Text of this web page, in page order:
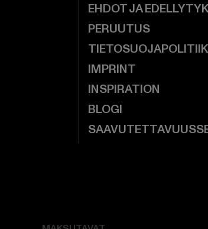
EHDOT JA
PERUUTUS
IMPRINT
INSPIRATION
BLOGI